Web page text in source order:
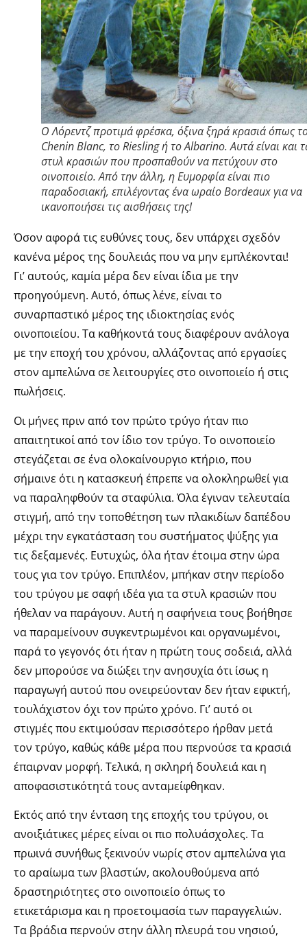
Ο Λόρεντζ προτιμά φρέσκα, όξινα ξηρά κρασιά όπως
Chenin Blanc, το Riesling ή το Albarino. Αυτά είναι και
στυλ κρασιών που προσπαθούν να πετύχουν στο
οινοποιείο. Από την άλλη, η Ευμορφία είναι πιο
παραδοσιακή, επιλέγοντας ένα ωραίο Bordeaux για να
ικανοποιήσει τις αισθήσεις της!
Όσον αφορά τις ευθύνες τους, δεν υπάρχει σχεδόν
κανένα μέρος της δουλειάς που να μην εμπλέκονται!
Γι’ αυτούς, καμία μέρα δεν είναι ίδια με την
προηγούμενη. Αυτό, όπως λένε, είναι το
συναρπαστικό μέρος της ιδιοκτησίας ενός
οινοποιείου. Τα καθήκοντά τους διαφέρουν ανάλογα
με την εποχή του χρόνου, αλλάζοντας από εργασίες
στον αμπελώνα σε λειτουργίες στο οινοποιείο ή στις
πωλήσεις.
Οι μήνες πριν από τον πρώτο τρύγο ήταν πιο
απαιτητικοί από τον ίδιο τον τρύγο. Το οινοποιείο
στεγάζεται σε ένα ολοκαίνουργιο κτήριο, που
σήμαινε ότι η κατασκευή έπρεπε να ολοκληρωθεί για
να παραληφθούν τα σταφύλια. Όλα έγιναν τελευταία
στιγμή, από την τοποθέτηση των πλακιδίων δαπέδου
μέχρι την εγκατάσταση του συστήματος ψύξης για
τις δεξαμενές. Ευτυχώς, όλα ήταν έτοιμα στην ώρα
τους για τον τρύγο. Επιπλέον, μπήκαν στην περίοδο
του τρύγου με σαφή ιδέα για τα στυλ κρασιών που
ήθελαν να παράγουν. Αυτή η σαφήνεια τους βοήθησε
να παραμείνουν συγκεντρωμένοι και οργανωμένοι,
παρά το γεγονός ότι ήταν η πρώτη τους σοδειά, αλλά
δεν μπορούσε να διώξει την ανησυχία ότι ίσως η
παραγωγή αυτού που ονειρεύονταν δεν ήταν εφικτή,
τουλάχιστον όχι τον πρώτο χρόνο. Γι’ αυτό οι
στιγμές που εκτιμούσαν περισσότερο ήρθαν μετά
τον τρύγο, καθώς κάθε μέρα που περνούσε τα κρασιά
έπαιρναν μορφή. Τελικά, η σκληρή δουλειά και η
αποφασιστικότητά τους ανταμείφθηκαν.
Εκτός από την ένταση της εποχής του τρύγου, οι
ανοιξιάτικες μέρες είναι οι πιο πολυάσχολες. Τα
πρωινά συνήθως ξεκινούν νωρίς στον αμπελώνα για
το αραίωμα των βλαστών, ακολουθούμενα από
δραστηριότητες στο οινοποιείο όπως το
ετικετάρισμα και η προετοιμασία των παραγγελιών.
Τα βράδια περνούν στην άλλη πλευρά του νησιού,